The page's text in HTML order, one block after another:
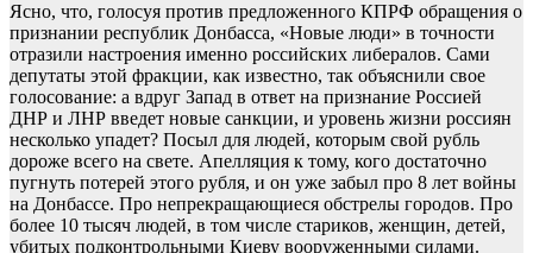
Ясно, что, голосуя против предложенного КПРФ обращения о
признании республик Донбасса, «Новые люди» в точности
отразили настроения именно российских либералов. Сами
депутаты этой фракции, как известно, так объяснили свое
голосование: а вдруг Запад в ответ на признание Россией
ДНР и ЛНР введет новые санкции, и уровень жизни россиян
несколько упадет? Посыл для людей, которым свой рубль
дороже всего на свете. Апелляция к тому, кого достаточно
пугнуть потерей этого рубля, и он уже забыл про 8 лет войны
на Донбассе. Про непрекращающиеся обстрелы городов. Про
более 10 тысяч людей, в том числе стариков, женщин, детей,
убитых подконтрольными Киеву вооруженными силами.